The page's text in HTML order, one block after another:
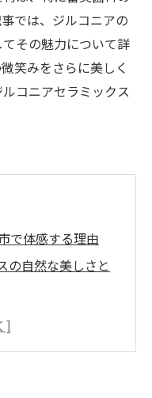
では、ジルコニアの
その魅力について詳
笑みをさらに美しく
コニアセラミックス
で体感する理由
の自然な美しさと
ルコニアの活用